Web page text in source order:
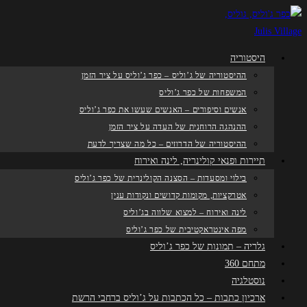
היסטוריה
ההיסטוריה של ג’וליס – כפר ג’וליס על ציר הזמן
המשפחות של כפר ג’וליס
אנשים וסיפורים – האנשים שעשו את כפר ג’וליס
ההנהגה הרוחנית של העדה על ציר הזמן
ההיסטוריה של הדרוזים – כל מה שצריך לדעת
תיירות ופנאי קולינריה, לינה ואירוח
בילוי ומסעדות – הסצנה הקולינרית של כפר ג’וליס
אטרקציות, מקומות קדושים ונקודות ענין
לינה ואירוח – למצוא שלווה בג’וליס
מפה אינטראקטיבית של כפר ג’וליס
גלריה – תמונות של כפר ג’וליס
מתחם 360
נוסטלגיה
ארכיון כתבות – כל הכתבות על ג’וליס ברחבי הרשת